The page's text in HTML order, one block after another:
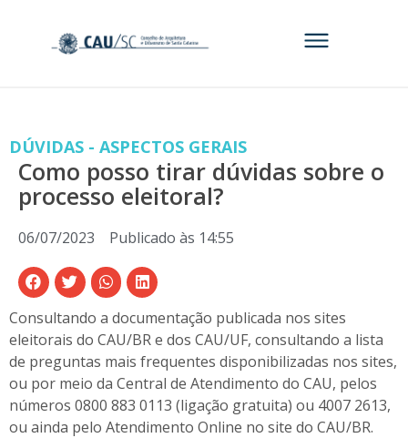
DÚVIDAS - ASPECTOS GERAIS
Como posso tirar dúvidas sobre o
processo eleitoral?
06/07/2023 Publicado às 14:55
Consultando a documentação publicada nos sites
eleitorais do CAU/BR e dos CAU/UF, consultando a lista
de preguntas mais frequentes disponibilizadas nos sites,
ou por meio da Central de Atendimento do CAU, pelos
números 0800 883 0113 (ligação gratuita) ou 4007 2613,
ou ainda pelo Atendimento Online no site do CAU/BR.